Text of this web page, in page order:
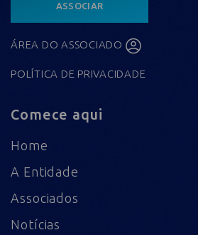
ASSOCIAR
ÁREA DO ASSOCIADO
POLÍTICA DE PRIVACIDADE
Comece aqui
Home
A Entidade
Associados
Notícias